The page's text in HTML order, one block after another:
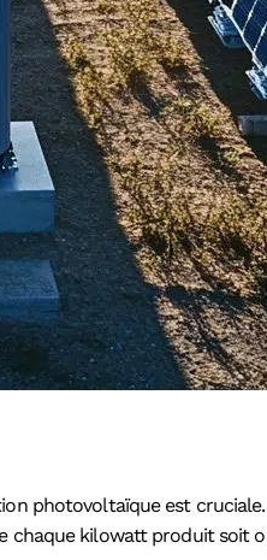
photovoltaïque est
kilowatt produit soit